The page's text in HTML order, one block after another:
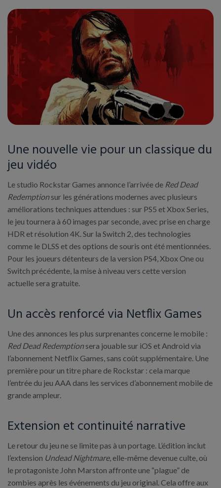
Une nouvelle vie pour un classique du
jeu vidéo
Le studio Rockstar Games annonce l’arrivée de Red Dead
Redemption sur les générations modernes avec plusieurs
améliorations techniques attendues : sur PS5 et Xbox Series,
le jeu tournera à 60 images par seconde, avec prise en charge
HDR et résolution 4K. Sur la Switch 2, des technologies
comme le DLSS et des options de souris ont été mentionnées.
Pour les joueurs détenteurs de la version PS4, Xbox One ou
Switch précédente, la mise à niveau vers cette version
actuelle sera gratuite.
Un accès renforcé via Netflix Games
Une des annonces les plus surprenantes concerne le mobile :
Red Dead Redemption sera jouable sur iOS et Android via
l’abonnement Netflix Games, sans coût supplémentaire. Une
première pour un titre phare de Rockstar : cela marque
l’entrée du jeu AAA dans les services d’abonnement mobile de
grande ampleur.
Extension et continuité narrative
Le retour du jeu ne se limite pas à un portage. L’édition inclut
l’extension Undead Nightmare, elle-même devenue culte, où
le protagoniste John Marston affronte une “plague” de
zombies après les événements du jeu original. Cela offre aux